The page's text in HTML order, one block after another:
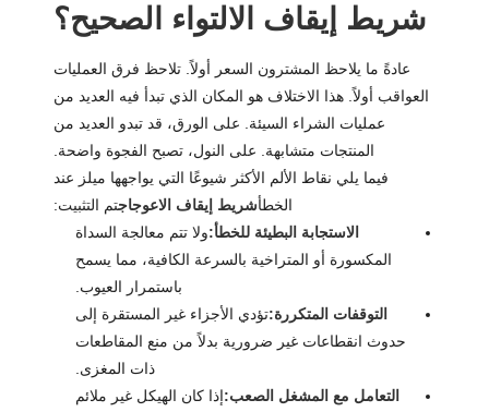
شريط إيقاف الالتواء الصحيح؟
عادةً ما يلاحظ المشترون السعر أولاً. تلاحظ فرق العمليات
العواقب أولاً. هذا الاختلاف هو المكان الذي تبدأ فيه العديد من
عمليات الشراء السيئة. على الورق، قد تبدو العديد من
المنتجات متشابهة. على النول، تصبح الفجوة واضحة.
فيما يلي نقاط الألم الأكثر شيوعًا التي يواجهها ميلز عند
الخطأشريط إيقاف الاعوجاجتم التثبيت:
الاستجابة البطيئة للخطأ:ولا تتم معالجة السداة
المكسورة أو المتراخية بالسرعة الكافية، مما يسمح
باستمرار العيوب.
التوقفات المتكررة:تؤدي الأجزاء غير المستقرة إلى
حدوث انقطاعات غير ضرورية بدلاً من منع المقاطعات
ذات المغزى.
التعامل مع المشغل الصعب:إذا كان الهيكل غير ملائم